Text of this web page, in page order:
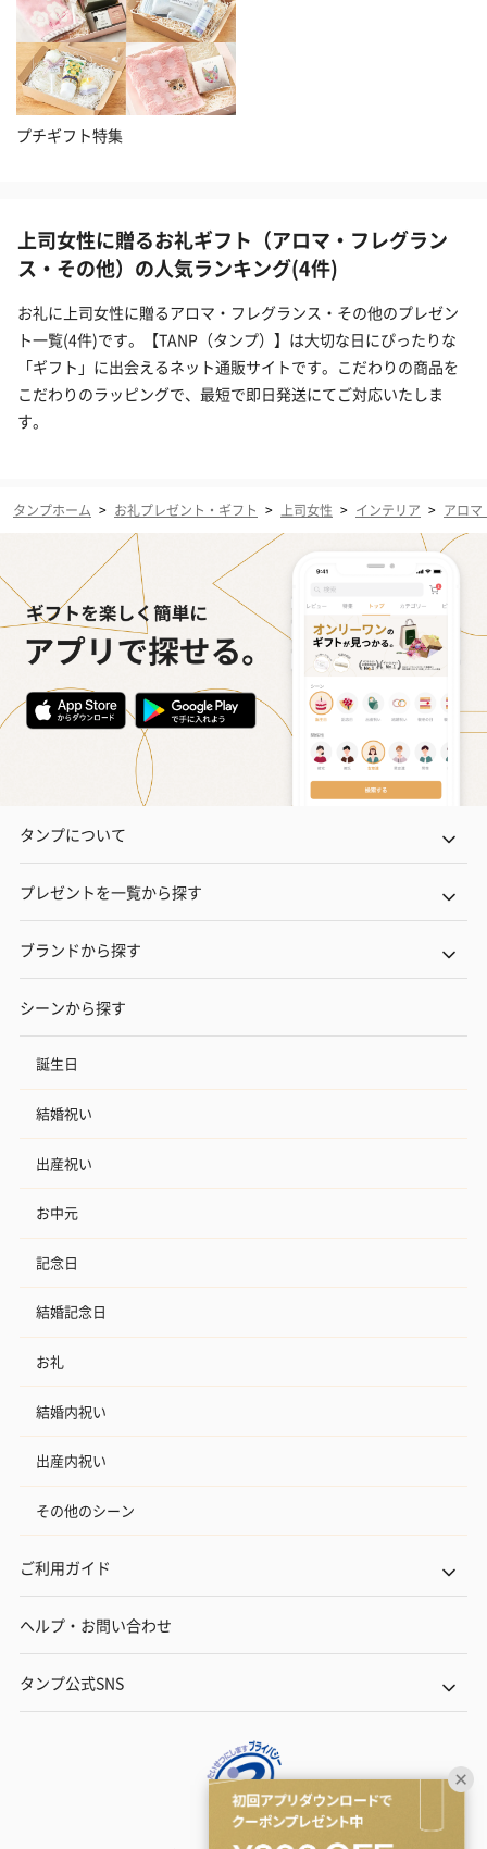
プチギフト特集
上司女性に贈るお礼ギフト（アロマ・フレグラン
ス・その他）の人気ランキング(4件)
お礼に上司女性に贈るアロマ・フレグランス・その他のプレゼン
ト一覧(4件)です。【TANP（タンプ）】は大切な日にぴったりな
「ギフト」に出会えるネット通販サイトです。こだわりの商品を
こだわりのラッピングで、最短で即日発送にてご対応いたしま
す。
タンプホーム > お礼プレゼント・ギフト > 上司女性 > インテリア > アロマ
タンプについて
プレゼントを一覧から探す
ブランドから探す
シーンから探す
誕生日
結婚祝い
出産祝い
お中元
記念日
結婚記念日
お礼
結婚内祝い
出産内祝い
その他のシーン
ご利用ガイド
ヘルプ・お問い合わせ
タンプ公式SNS